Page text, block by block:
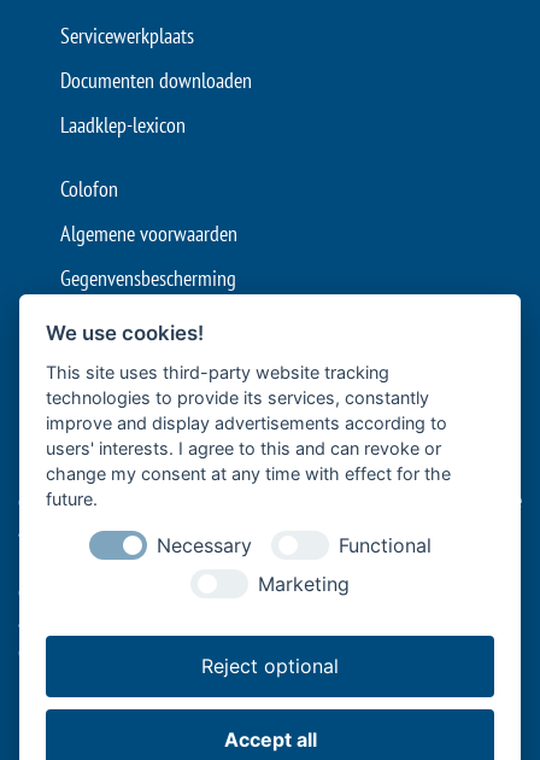
Servicewerkplaats
Documenten downloaden
Laadklep-lexicon
Colofon
Algemene voorwaarden
Gegenvensbescherming
Cookie-instellingen
Bär Cargolift is een toonaangevende fabrikant van laadkleppen en
laadbruggen in Europa, met hoofdkantoor in Heilbronn, Duitsland.
Het familiebedrijf met meer dan 40 jaar ervaring is een premium
leverancier en innovatieve leider op het gebied van efficiënt
goederentransport met bedrijfsvoertuigen. Zijn hefsystemen aan de
achterzijde van voertuigen ondersteunen zowel de professionele
logistiek van levensmiddelen en dranken met vrachtwagens en
opleggers als het langeafstandsvervoer met opleggers,
ambachtelijke bedrijven met bestelwagens of transportbedrijven
en logistieke ondernemingen op de ‘laatste kilometer’.
We use cookies!
This site uses third-party website tracking
technologies to provide its services, constantly
improve and display advertisements according to
users' interests. I agree to this and can revoke or
change my consent at any time with effect for the
future.
Necessary
Functional
Marketing
Reject optional
Accept all